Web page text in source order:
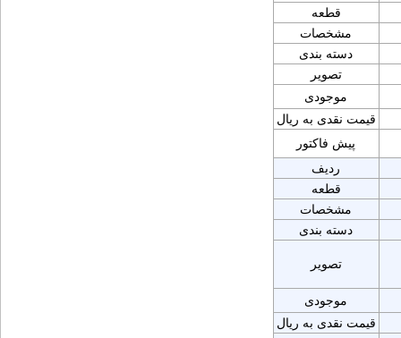
قطعه
مشخصات
دسته بندی
تصویر
موجودی
قیمت نقدی به ریال
پیش فاکتور
ردیف
قطعه
مشخصات
دسته بندی
تصویر
موجودی
قیمت نقدی به ریال